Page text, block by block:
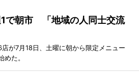
で朝市 「地域の人同士交流
が7月18日、土曜に朝から限定メニュー
た。